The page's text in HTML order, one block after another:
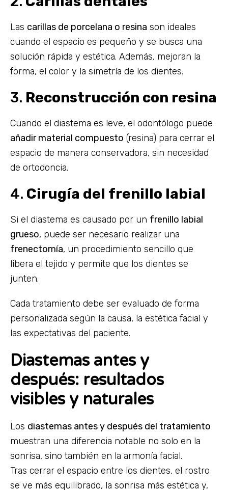
Las carillas de porcelana o resina son ideales
cuando el espacio es pequeño y se busca una
solución rápida y estética. Además, mejoran la
forma, el color y la simetría de los dientes.
3. Reconstrucción con resina
Cuando el diastema es leve, el odontólogo puede
añadir material compuesto (resina) para cerrar el
espacio de manera conservadora, sin necesidad
de ortodoncia.
4. Cirugía del frenillo labial
Si el diastema es causado por un frenillo labial
grueso, puede ser necesario realizar una
frenectomía, un procedimiento sencillo que
libera el tejido y permite que los dientes se
junten.
Cada tratamiento debe ser evaluado de forma
personalizada según la causa, la estética facial y
las expectativas del paciente.
Diastemas antes y
después: resultados
visibles y naturales
Los diastemas antes y después del tratamiento
muestran una diferencia notable no solo en la
sonrisa, sino también en la armonía facial.
Tras cerrar el espacio entre los dientes, el rostro
se ve más equilibrado, la sonrisa más estética y,